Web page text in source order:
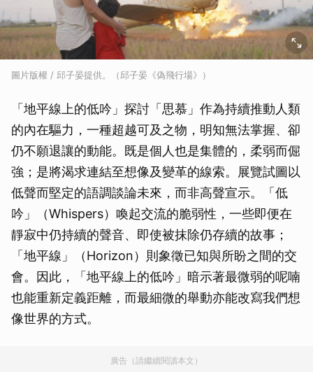
圖片版權 / 邱子晏提供。（邱子晏《偽飛行場》）
「地平線上的低吟」探討「思慕」作為持續推動人類
的內在驅力，一種超越可及之物，明知無法掌握、卻
仍不願退讓的動能。既是個人也是集體的，柔弱而倔
強；是將渴求連結至想像及變革的線索。展覽試圖以
低聲而堅定的語調談論未來，而非高聲宣示。「低
吟」（Whispers）喚起交流的脆弱性，一些即便在
靜寂中仍持續的聲音、即使被抹除仍存續的故事；
「地平線」（Horizon）則象徵已知與所盼之間的交
會。因此，「地平線上的低吟」暗示著最微弱的呢喃
也能重新定義距離，而最細微的舉動亦能改寫我們想
像世界的方式。
廣告（請繼續閱讀本文）